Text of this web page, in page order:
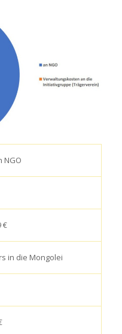
NGO
€
in die Mongolei